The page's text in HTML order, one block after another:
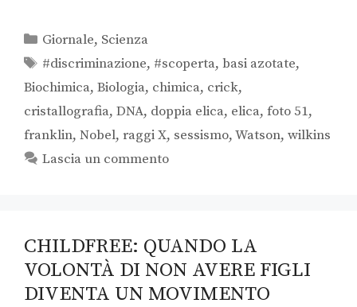
Giornale, Scienza
#discriminazione, #scoperta,basi azotate,
Biochimica, Biologia, chimica, crick,
cristallografia, DNA, doppia elica, elica, foto 51,
franklin, Nobel, raggi X, sessismo,Watson, wilkins
Lascia un commento
CHILDFREE: QUANDO LA
VOLONTÀ DI NON AVERE FIGLI
DIVENTA UN MOVIMENTO